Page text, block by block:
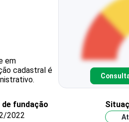
em
cadastral é
de fundação
2022